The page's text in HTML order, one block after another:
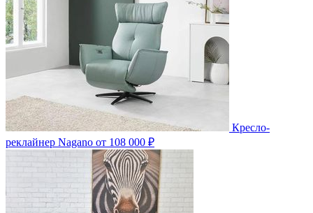
Кресло-
реклайнер Nagano от 108 000 ₽